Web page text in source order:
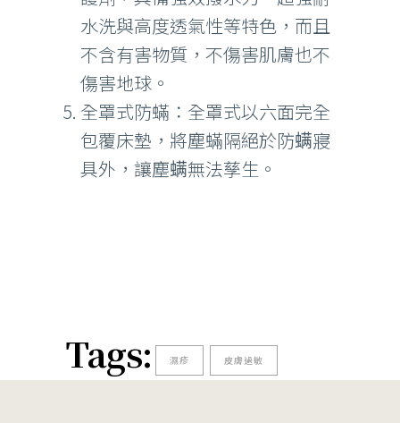
水洗與高度透氣性等特色，而且
不含有害物質，不傷害肌膚也不
傷害地球。
全罩式防蟎：全罩式以六面完全
包覆床墊，將塵蟎隔絕於防螨寢
具外，讓塵螨無法孳生。
Tags: 濕疹 皮膚過敏